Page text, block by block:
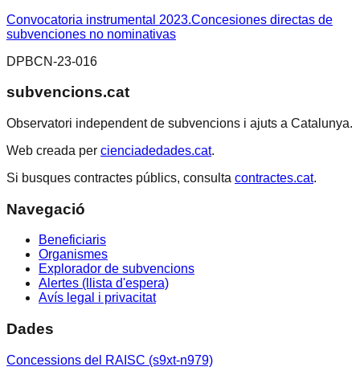
Convocatoria instrumental 2023.Concesiones directas de
subvenciones no nominativas
DPBCN-23-016
subvencions.cat
Observatori independent de subvencions i ajuts a Catalunya.
Web creada per cienciadedades.cat.
Si busques contractes públics, consulta contractes.cat.
Navegació
Beneficiaris
Organismes
Explorador de subvencions
Alertes (llista d'espera)
Avís legal i privacitat
Dades
Concessions del RAISC (s9xt-n979)